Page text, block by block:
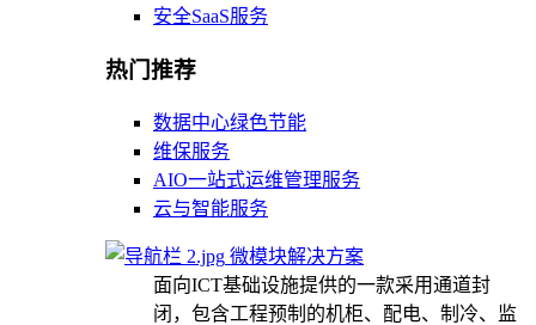
安全SaaS服务
热门推荐
数据中心绿色节能
维保服务
AIO一站式运维管理服务
云与智能服务
微模块解决方案
面向ICT基础设施提供的一款采用通道封
闭，包含工程预制的机柜、配电、制冷、监